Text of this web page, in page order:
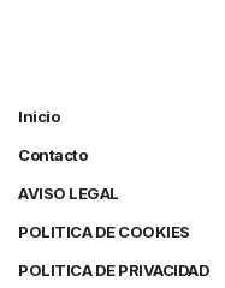
Inicio
Contacto
AVISO LEGAL
POLITICA DE COOKIES
POLITICA DE PRIVACIDAD